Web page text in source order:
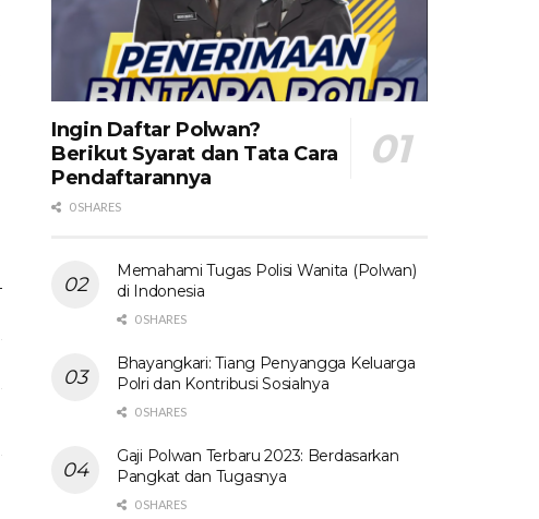
Ingin Daftar Polwan?
Berikut Syarat dan Tata Cara
Pendaftarannya
0 SHARES
Memahami Tugas Polisi Wanita (Polwan)
di Indonesia
0 SHARES
Bhayangkari: Tiang Penyangga Keluarga
Polri dan Kontribusi Sosialnya
0 SHARES
Gaji Polwan Terbaru 2023: Berdasarkan
Pangkat dan Tugasnya
0 SHARES